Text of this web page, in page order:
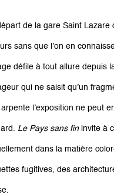
de la gare Saint Lazare
sans que l’on en
défile à tout allure depuis
qui ne saisit qu’un
l’exposition ne peut
Le Pays sans fininvite à
dans la matière
fugitives, des